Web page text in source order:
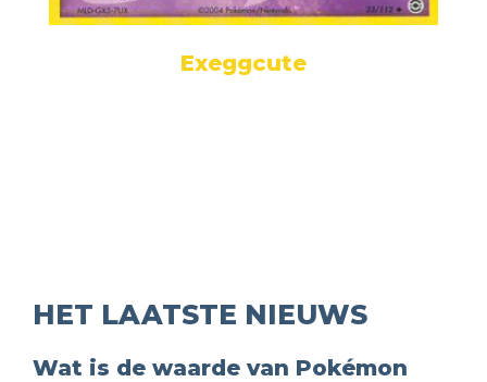
Exeggcute
HET LAATSTE NIEUWS
Wat is de waarde van Pokémon